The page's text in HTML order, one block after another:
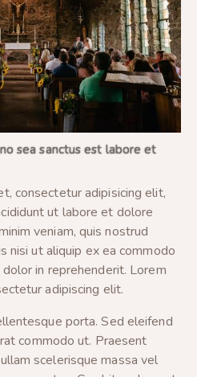
sea sanctus est labore et
consectetur adipisicing elit,
ut labore et dolore
veniam, quis nostrud
nisi ut aliquip ex ea commodo
in reprehenderit. Lorem
adipiscing elit.
porta. Sed eleifend
commodo ut. Praesent
scelerisque massa vel